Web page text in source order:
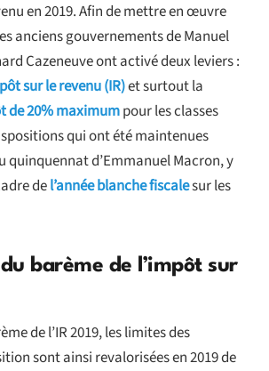
en 2019. Afin de mettre en œuvre
anciens gouvernements de Manuel
Cazeneuve ont activé deux leviers :
sur le revenu (IR)et surtout la
de 20% maximumpour les classes
qui ont été maintenues
quinquennat d’Emmanuel Macron, y
del’année blanche fiscalesur les
barème de l’impôt sur
de l’IR 2019, les limites des
sont ainsi revalorisées en 2019 de